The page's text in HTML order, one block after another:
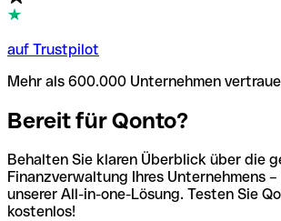
auf Trustpilot
Mehr als 600.000 Unternehmen
Bereit für Qonto?
Behalten Sie klaren Überblick über die
Finanzverwaltung Ihres Unternehmens –
unserer All-in-one-Lösung. Testen Sie
kostenlos!